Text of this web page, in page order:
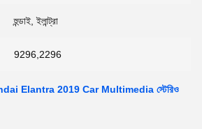
হুন্ডাই, ইলান্ট্রা
9296,2296
Elantra 2019 Car Multimedia স্টেরিও